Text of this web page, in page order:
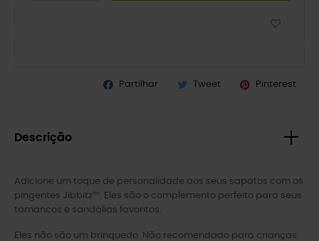
Partilhar Tweet Pinterest
Descrição
Adicione um toque de personalidade aos seus sapatos com os
pingentes Jibbitz™. Eles são o complemento perfeito para seus
tamancos e sandálias favoritos.
Eles não são um brinquedo. Não recomendado para crianças